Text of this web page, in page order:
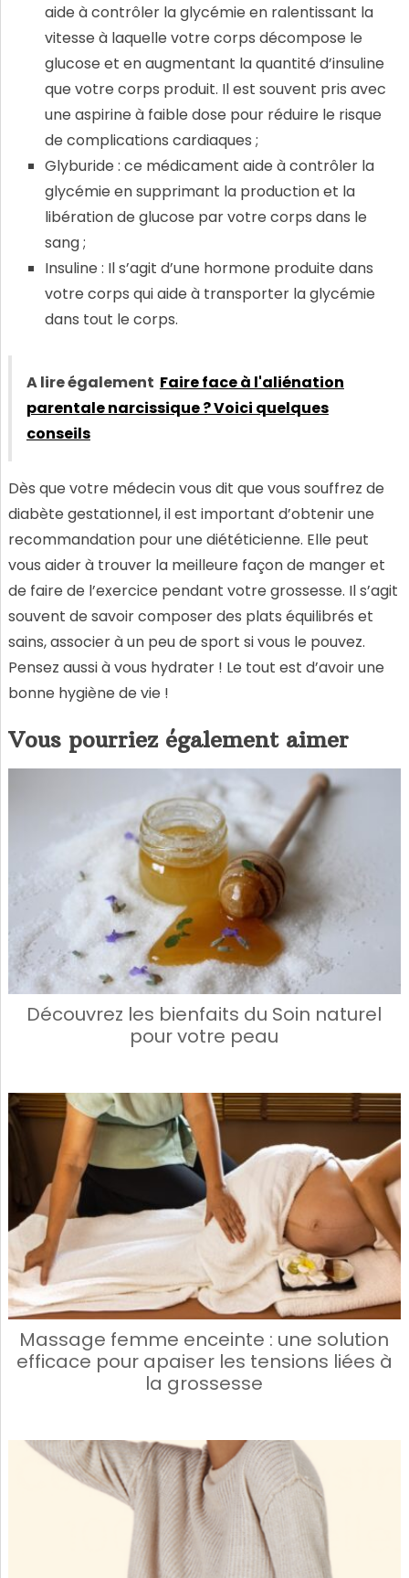
aide à contrôler la glycémie en ralentissant la
vitesse à laquelle votre corps décompose le
glucose et en augmentant la quantité d’insuline
que votre corps produit. Il est souvent pris avec
une aspirine à faible dose pour réduire le risque
de complications cardiaques ;
Glyburide : ce médicament aide à contrôler la
glycémie en supprimant la production et la
libération de glucose par votre corps dans le
sang ;
Insuline : Il s’agit d’une hormone produite dans
votre corps qui aide à transporter la glycémie
dans tout le corps.
A lire également Faire face à l'aliénation
parentale narcissique ? Voici quelques
conseils
Dès que votre médecin vous dit que vous souffrez de
diabète gestationnel, il est important d’obtenir une
recommandation pour une diététicienne. Elle peut
vous aider à trouver la meilleure façon de manger et
de faire de l’exercice pendant votre grossesse. Il s’agit
souvent de savoir composer des plats équilibrés et
sains, associer à un peu de sport si vous le pouvez.
Pensez aussi à vous hydrater ! Le tout est d’avoir une
bonne hygiène de vie !
Vous pourriez également aimer
Découvrez les bienfaits du Soin naturel
pour votre peau
Massage femme enceinte : une solution
efficace pour apaiser les tensions liées à
la grossesse